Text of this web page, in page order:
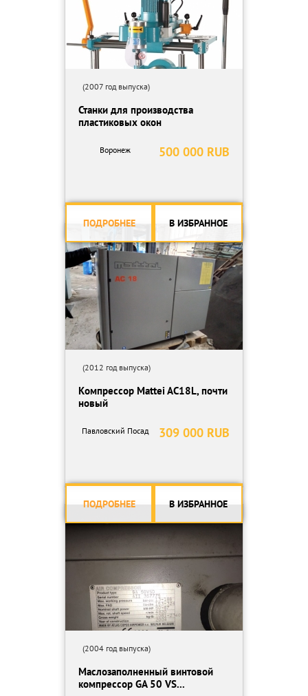
(2007 год выпуска)
Станки для производства
пластиковых окон
500 000 RUB
Воронеж
ПОДРОБНЕЕ В ИЗБРАННОЕ
(2012 год выпуска)
Компрессор Mattei AC18L, почти
новый
309 000 RUB
Павловский Посад
ПОДРОБНЕЕ В ИЗБРАННОЕ
(2004 год выпуска)
Маслозаполненный винтовой
компрессор GA 50 VS...